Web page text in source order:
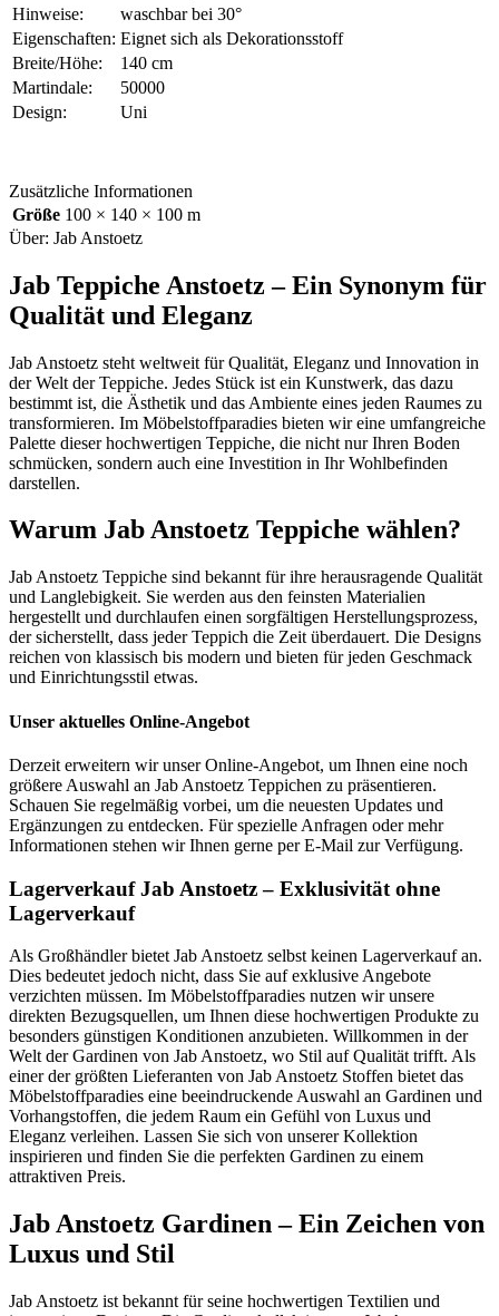
Hinweise:
waschbar bei 30°
Eigenschaften: Eignet sich als Dekorationsstoff
Breite/Höhe:
140 cm
Martindale:
50000
Design:
Uni
Zusätzliche Informationen
Größe 100 × 140 × 100 m
Über: Jab Anstoetz
Jab Teppiche Anstoetz – Ein Synonym für
Qualität und Eleganz
Jab Anstoetz steht weltweit für Qualität, Eleganz und Innovation in
der Welt der Teppiche. Jedes Stück ist ein Kunstwerk, das dazu
bestimmt ist, die Ästhetik und das Ambiente eines jeden Raumes zu
transformieren. Im Möbelstoffparadies bieten wir eine umfangreiche
Palette dieser hochwertigen Teppiche, die nicht nur Ihren Boden
schmücken, sondern auch eine Investition in Ihr Wohlbefinden
darstellen.
Warum Jab Anstoetz Teppiche wählen?
Jab Anstoetz Teppiche sind bekannt für ihre herausragende Qualität
und Langlebigkeit. Sie werden aus den feinsten Materialien
hergestellt und durchlaufen einen sorgfältigen Herstellungsprozess,
der sicherstellt, dass jeder Teppich die Zeit überdauert. Die Designs
reichen von klassisch bis modern und bieten für jeden Geschmack
und Einrichtungsstil etwas.
Unser aktuelles Online-Angebot
Derzeit erweitern wir unser Online-Angebot, um Ihnen eine noch
größere Auswahl an Jab Anstoetz Teppichen zu präsentieren.
Schauen Sie regelmäßig vorbei, um die neuesten Updates und
Ergänzungen zu entdecken. Für spezielle Anfragen oder mehr
Informationen stehen wir Ihnen gerne per E-Mail zur Verfügung.
Lagerverkauf Jab Anstoetz – Exklusivität ohne
Lagerverkauf
Als Großhändler bietet Jab Anstoetz selbst keinen Lagerverkauf an.
Dies bedeutet jedoch nicht, dass Sie auf exklusive Angebote
verzichten müssen. Im Möbelstoffparadies nutzen wir unsere
direkten Bezugsquellen, um Ihnen diese hochwertigen Produkte zu
besonders günstigen Konditionen anzubieten. Willkommen in der
Welt der Gardinen von Jab Anstoetz, wo Stil auf Qualität trifft. Als
einer der größten Lieferanten von Jab Anstoetz Stoffen bietet das
Möbelstoffparadies eine beeindruckende Auswahl an Gardinen und
Vorhangstoffen, die jedem Raum ein Gefühl von Luxus und
Eleganz verleihen. Lassen Sie sich von unserer Kollektion
inspirieren und finden Sie die perfekten Gardinen zu einem
attraktiven Preis.
Jab Anstoetz Gardinen – Ein Zeichen von
Luxus und Stil
Jab Anstoetz ist bekannt für seine hochwertigen Textilien und